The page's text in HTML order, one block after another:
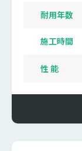
耐用年数
施工時間
性 能